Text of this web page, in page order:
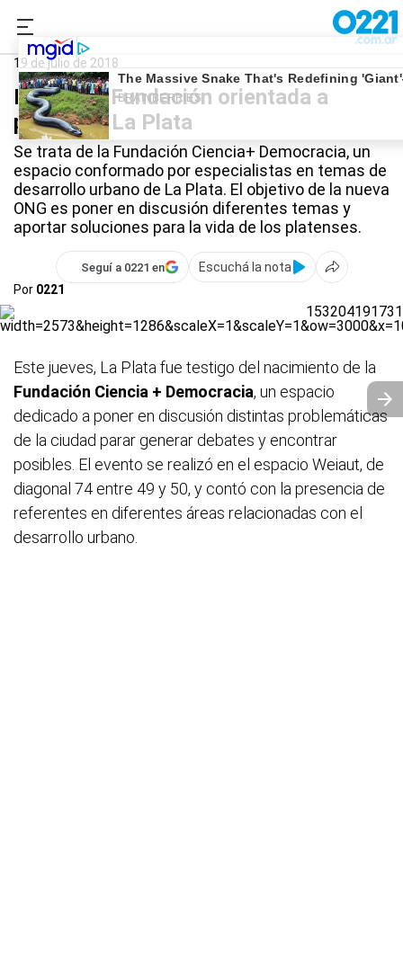
0221.com.ar
Fundación Ciencia + Democracia.
19 de julio de 2018
Nace una Fundación orientada a
potenciar La Plata
Se trata de la Fundación Ciencia+ Democracia, un
espacio conformado por especialistas en temas de
desarrollo urbano de La Plata. El objetivo de la nueva
ONG es poner en discusión diferentes temas y
aportar soluciones para la vida de los platenses.
Seguí a 0221 en
Escuchá la nota
Por 0221
Este jueves, La Plata fue testigo del nacimiento de la
Fundación Ciencia + Democracia, un espacio
dedicado a poner en discusión distintas problemáticas
de la ciudad parar generar debates y encontrar
posibles. El evento se realizó en el espacio Weiaut, de
diagonal 74 entre 49 y 50, y contó con la presencia de
referentes en diferentes áreas relacionadas con el
desarrollo urbano.